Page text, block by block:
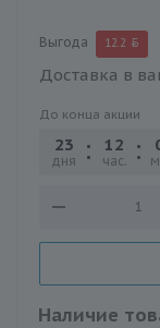
Выгода 12.2
Доставка в
До конца акции
23
дня
12
час.
Наличие